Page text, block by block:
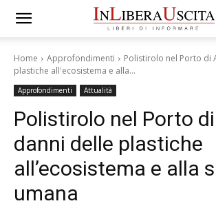
Home Approfondimenti
Polistirolo nel Porto di
plastiche all'ecosistema e alla...
Approfondimenti Attualità
Polistirolo nel Porto
danni delle plastiche
all’ecosistema e alla
umana